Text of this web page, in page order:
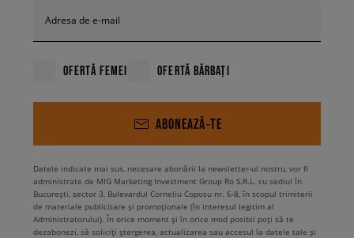
Adresa de e-mail
OFERTĂ FEMEI OFERTĂ BĂRBAȚI
ABONEAZĂ-TE
Datele indicate mai sus, necesare abonării la newsletter-ul nostru, vor fi
administrate de MIG Marketing Investment Group Ro S.R.L. cu sediul în
București, sector 3, Bulevardul Corneliu Coposu nr. 6-8, în scopul trimiterii
de materiale publicitare și promoționale (în interesul legitim al
Administratorului). În orice moment și în orice mod posibil poți să te
dezabonezi, să soliciți ștergerea, actualizarea sau accesul la datele tale și